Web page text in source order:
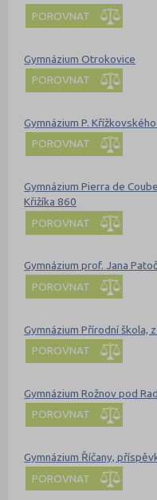
POROVNAT
Gymnázium Otrokovice
POROVNAT
Gymnázium P.
POROVNAT
Gymnázium Pierra de
Křižíka 860
POROVNAT
Gymnázium prof. Jana
POROVNAT
Gymnázium Přírodní škola,
POROVNAT
Gymnázium Rožnov pod
POROVNAT
Gymnázium Říčany,
POROVNAT